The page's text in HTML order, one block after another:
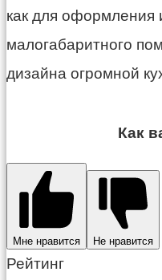
как для оформления
малогабаритного
дизайна огромной
Как
Мне нравится Не нравится
Рейтинг